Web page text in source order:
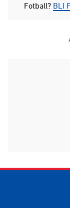
Fotball? BLI